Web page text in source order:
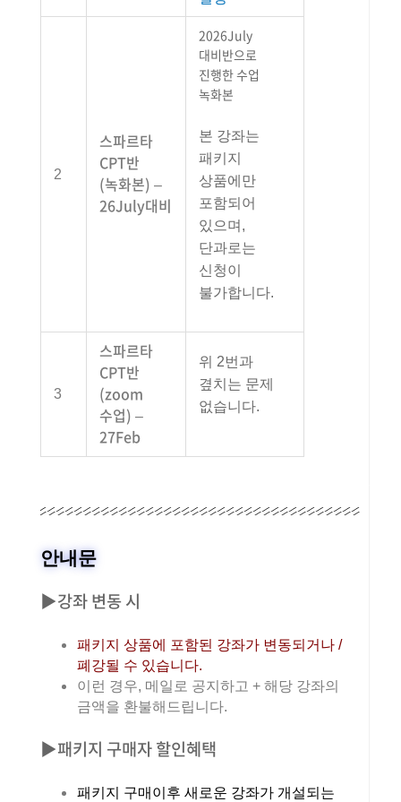
2
스파르타
CPT반
(녹화본) –
26July대비
2026July
대비반으로
진행한 수업
녹화본
본 강좌는
패키지
상품에만
포함되어
있으며,
단과로는
신청이
불가합니다.
3
스파르타
CPT반
(zoom
수업) –
27Feb
위 2번과
곂치는 문제
없습니다.
안내문
▶강좌 변동 시
패키지 상품에 포함된 강좌가 변동되거나 /
폐강될 수 있습니다.
이런 경우, 메일로 공지하고 + 해당 강좌의
금액을 환불해드립니다.
▶패키지 구매자 할인혜택
패키지 구매이후 새로운 강좌가 개설되는